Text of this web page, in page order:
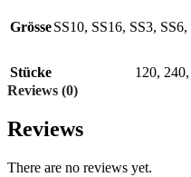
GrösseSS10, SS16, SS3, SS6,
Stücke 120, 240,
Reviews (0)
Reviews
There are no reviews yet.